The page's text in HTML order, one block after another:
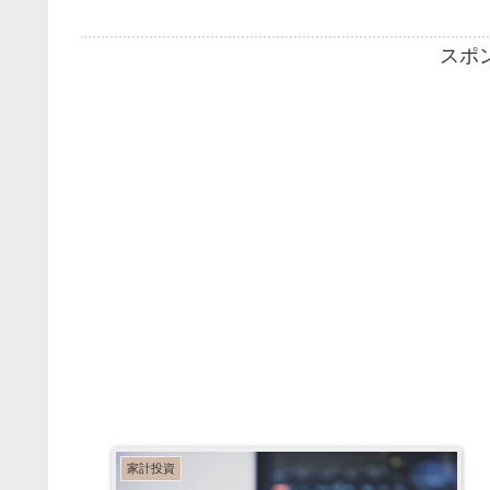
スポ
家計投資